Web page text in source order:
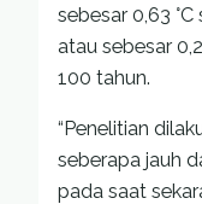
sebesar 0,63
atau sebesar
100 tahun.
“Penelitian
seberapa jauh
pada saat